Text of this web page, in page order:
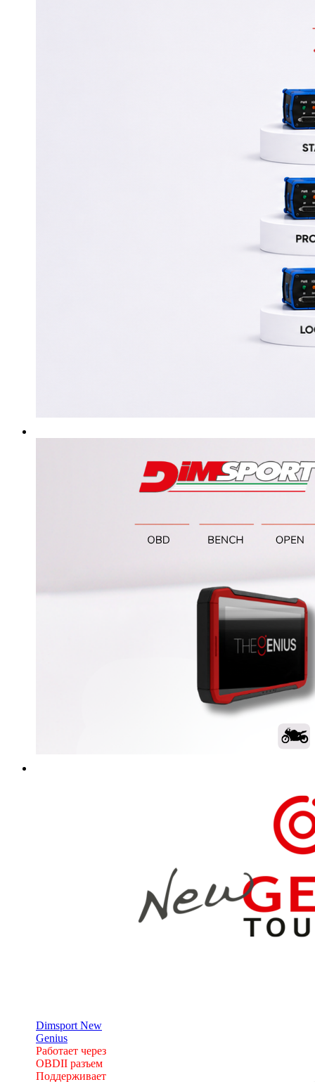
Dimsport New
Genius
Работает через
OBDII разъем
Поддерживает